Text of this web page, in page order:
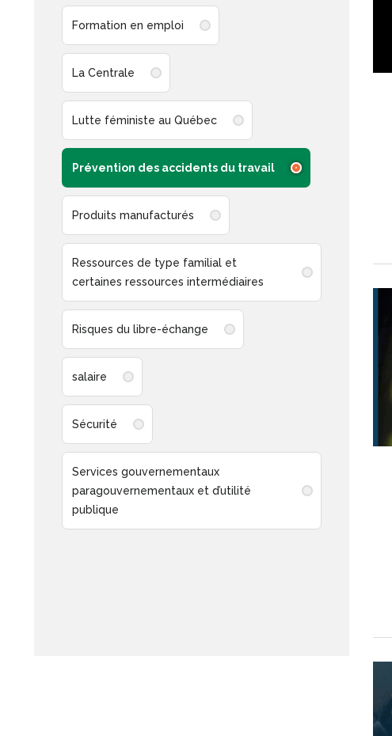
Formation en emploi
La Centrale
Lutte féministe au Québec
Prévention des accidents du travail
Produits manufacturés
Ressources de type familial et
certaines ressources intermédiaires
Risques du libre-échange
salaire
Sécurité
Services gouvernementaux
paragouvernementaux et d’utilité
publique